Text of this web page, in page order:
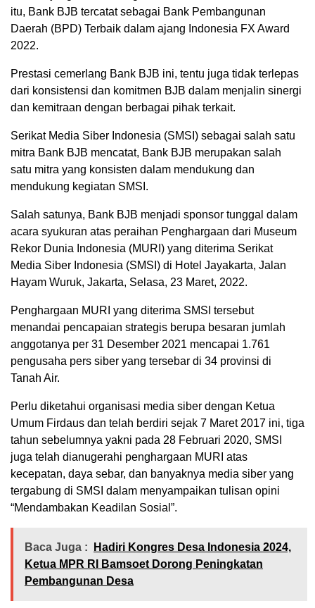
itu, Bank BJB tercatat sebagai Bank Pembangunan
Daerah (BPD) Terbaik dalam ajang Indonesia FX Award
2022.
Prestasi cemerlang Bank BJB ini, tentu juga tidak terlepas
dari konsistensi dan komitmen BJB dalam menjalin sinergi
dan kemitraan dengan berbagai pihak terkait.
Serikat Media Siber Indonesia (SMSI) sebagai salah satu
mitra Bank BJB mencatat, Bank BJB merupakan salah
satu mitra yang konsisten dalam mendukung dan
mendukung kegiatan SMSI.
Salah satunya, Bank BJB menjadi sponsor tunggal dalam
acara syukuran atas peraihan Penghargaan dari Museum
Rekor Dunia Indonesia (MURI) yang diterima Serikat
Media Siber Indonesia (SMSI) di Hotel Jayakarta, Jalan
Hayam Wuruk, Jakarta, Selasa, 23 Maret, 2022.
Penghargaan MURI yang diterima SMSI tersebut
menandai pencapaian strategis berupa besaran jumlah
anggotanya per 31 Desember 2021 mencapai 1.761
pengusaha pers siber yang tersebar di 34 provinsi di
Tanah Air.
Perlu diketahui organisasi media siber dengan Ketua
Umum Firdaus dan telah berdiri sejak 7 Maret 2017 ini, tiga
tahun sebelumnya yakni pada 28 Februari 2020, SMSI
juga telah dianugerahi penghargaan MURI atas
kecepatan, daya sebar, dan banyaknya media siber yang
tergabung di SMSI dalam menyampaikan tulisan opini
“Mendambakan Keadilan Sosial”.
Baca Juga :
Hadiri Kongres Desa Indonesia 2024,
Ketua MPR RI Bamsoet Dorong Peningkatan
Pembangunan Desa